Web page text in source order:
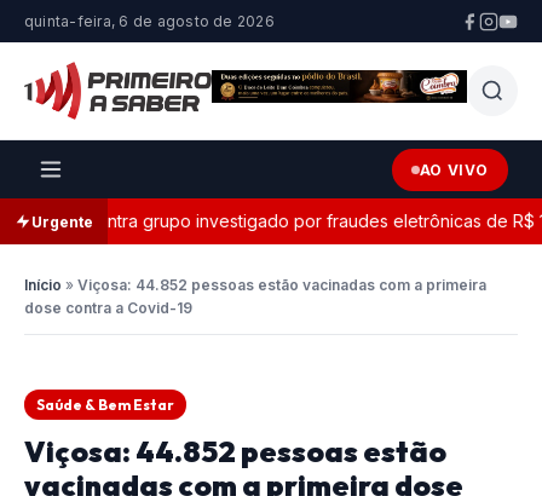
quinta-feira, 6 de agosto de 2026
AO VIVO
Urgente
contra grupo investigado por fraudes eletrônicas de R$
Início » Viçosa: 44.852 pessoas estão vacinadas com a primeira
dose contra a Covid-19
Saúde & Bem Estar
Viçosa: 44.852 pessoas estão
vacinadas com a primeira dose